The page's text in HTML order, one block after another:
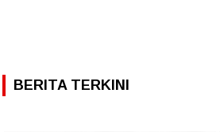
BERITA TERKINI